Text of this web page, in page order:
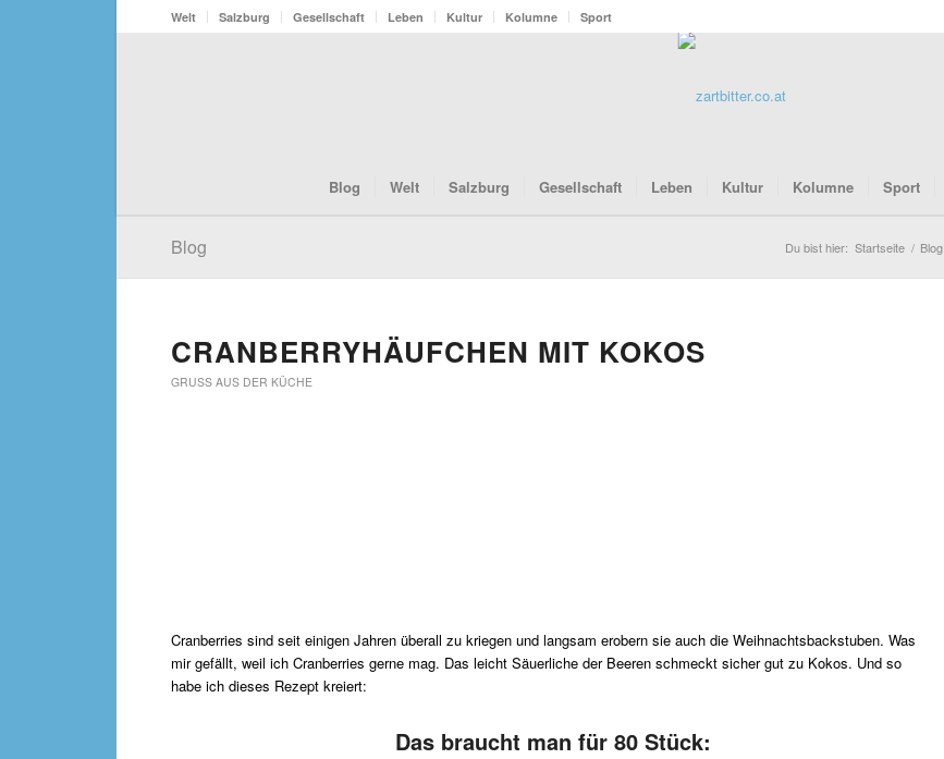
Welt Salzburg Gesellschaft Leben Kultur Kolumne Sport
Blog Welt Salzburg Gesellschaft Leben Kultur Kolumne Sport
Blog Du bist hier: Startseite / Blog
CRANBERRYHÄUFCHEN MIT KOKOS
GRUSS AUS DER KÜCHE
Cranberries sind seit einigen Jahren überall zu kriegen und langsam erobern sie auch die Weihnachtsbackstuben. Was
mir gefällt, weil ich Cranberries gerne mag. Das leicht Säuerliche der Beeren schmeckt sicher gut zu Kokos. Und so
habe ich dieses Rezept kreiert:
Das braucht man für 80 Stück: